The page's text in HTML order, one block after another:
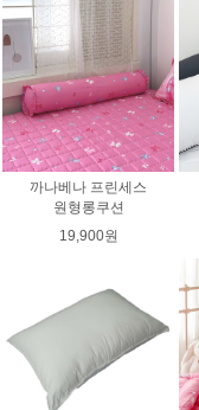
까나베나 프린세스
원형롱쿠션
19,900원